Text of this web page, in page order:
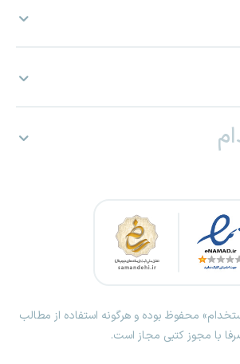
محفوظ بوده و هرگونه استفاده از مطالب
با مجوز کتبی مجاز است.